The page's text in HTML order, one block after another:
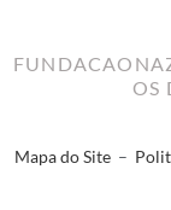
OS
Mapa do Site –